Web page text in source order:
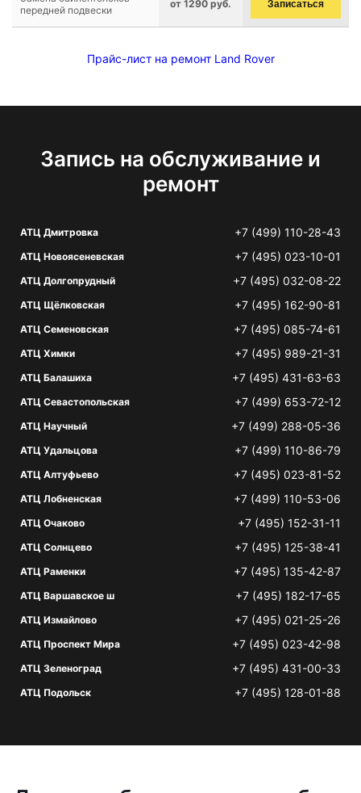
передней подвески
от 1290 руб. Записаться
Прайс-лист на ремонт Land Rover
Запись на обслуживание и
ремонт
АТЦ Дмитровка +7 (499) 110-28-43
АТЦ Новоясеневская +7 (495) 023-10-01
АТЦ Долгопрудный +7 (495) 032-08-22
АТЦ Щёлковская +7 (495) 162-90-81
АТЦ Семеновская +7 (495) 085-74-61
АТЦ Химки +7 (495) 989-21-31
АТЦ Балашиха +7 (495) 431-63-63
АТЦ Севастопольская +7 (499) 653-72-12
АТЦ Научный +7 (499) 288-05-36
АТЦ Удальцова +7 (499) 110-86-79
АТЦ Алтуфьево +7 (495) 023-81-52
АТЦ Лобненская +7 (499) 110-53-06
АТЦ Очаково +7 (495) 152-31-11
АТЦ Солнцево +7 (495) 125-38-41
АТЦ Раменки +7 (495) 135-42-87
АТЦ Варшавское ш +7 (495) 182-17-65
АТЦ Измайлово +7 (495) 021-25-26
АТЦ Проспект Мира +7 (495) 023-42-98
АТЦ Зеленоград +7 (495) 431-00-33
АТЦ Подольск +7 (495) 128-01-88